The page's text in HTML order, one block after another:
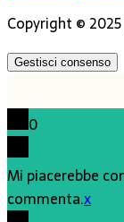
Copyright ©
Gestisci consenso
0
Mi piacerebbe
commenta.x